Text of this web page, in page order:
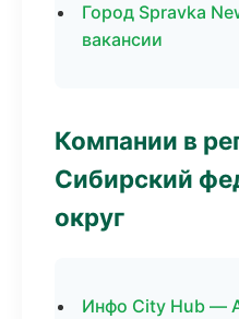
Город Spravka
вакансии
Компании в
Сибирский
округ
Инфо City Hub —